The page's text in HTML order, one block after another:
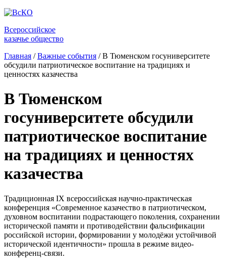
Всероссийское
казачье общество
Главная / Важные события / В Тюменском госуниверситете
обсудили патриотическое воспитание на традициях и
ценностях казачества
В Тюменском
госуниверситете обсудили
патриотическое воспитание
на традициях и ценностях
казачества
Традиционная IХ всероссийская научно-практическая
конференция «Современное казачество в патриотическом,
духовном воспитании подрастающего поколения, сохранении
исторической памяти и противодействии фальсификации
российской истории, формировании у молодёжи устойчивой
исторической идентичности» прошла в режиме видео-
конференц-связи.